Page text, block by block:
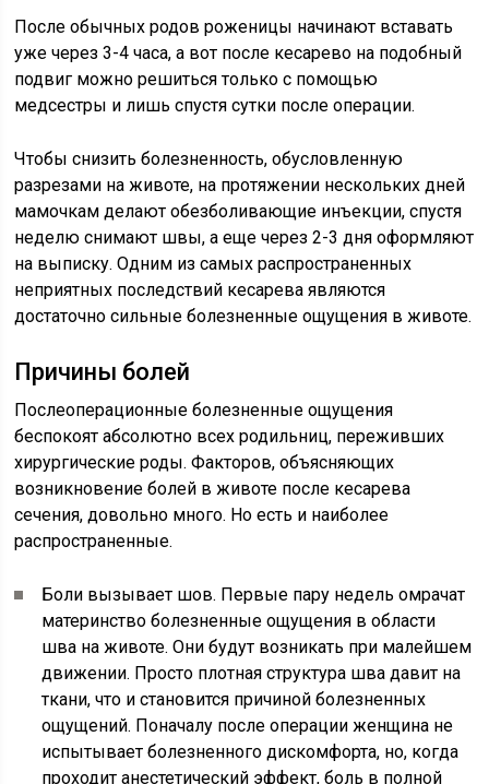
После обычных родов роженицы начинают вставать
уже через 3-4 часа, а вот после кесарево на подобный
подвиг можно решиться только с помощью
медсестры и лишь спустя сутки после операции.
Чтобы снизить болезненность, обусловленную
разрезами на животе, на протяжении нескольких дней
мамочкам делают обезболивающие инъекции, спустя
неделю снимают швы, а еще через 2-3 дня оформляют
на выписку. Одним из самых распространенных
неприятных последствий кесарева являются
достаточно сильные болезненные ощущения в животе.
Причины болей
Послеоперационные болезненные ощущения
беспокоят абсолютно всех родильниц, переживших
хирургические роды. Факторов, объясняющих
возникновение болей в животе после кесарева
сечения, довольно много. Но есть и наиболее
распространенные.
Боли вызывает шов. Первые пару недель омрачат
материнство болезненные ощущения в области
шва на животе. Они будут возникать при малейшем
движении. Просто плотная структура шва давит на
ткани, что и становится причиной болезненных
ощущений. Поначалу после операции женщина не
испытывает болезненного дискомфорта, но, когда
проходит анестетический эффект, боль в полной